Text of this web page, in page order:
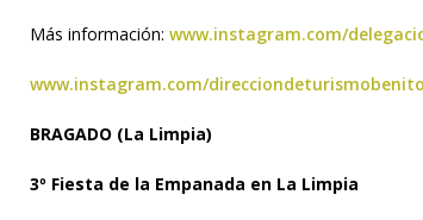
Más información: www.instagram.com/
www.instagram.com/
BRAGADO (La Limpia)
3º Fiesta de la Empanada en La Limpia